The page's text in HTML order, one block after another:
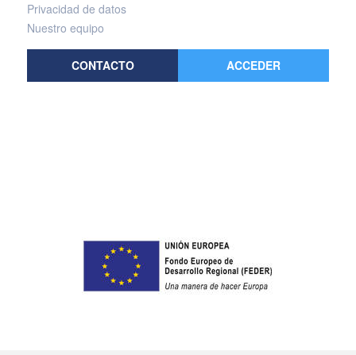
Privacidad de datos
Nuestro equipo
CONTACTO ACCEDER